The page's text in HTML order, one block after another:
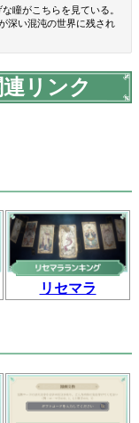
瞳がこちらを見ている。
深い混沌の世界に残され
リンク
リセマラ